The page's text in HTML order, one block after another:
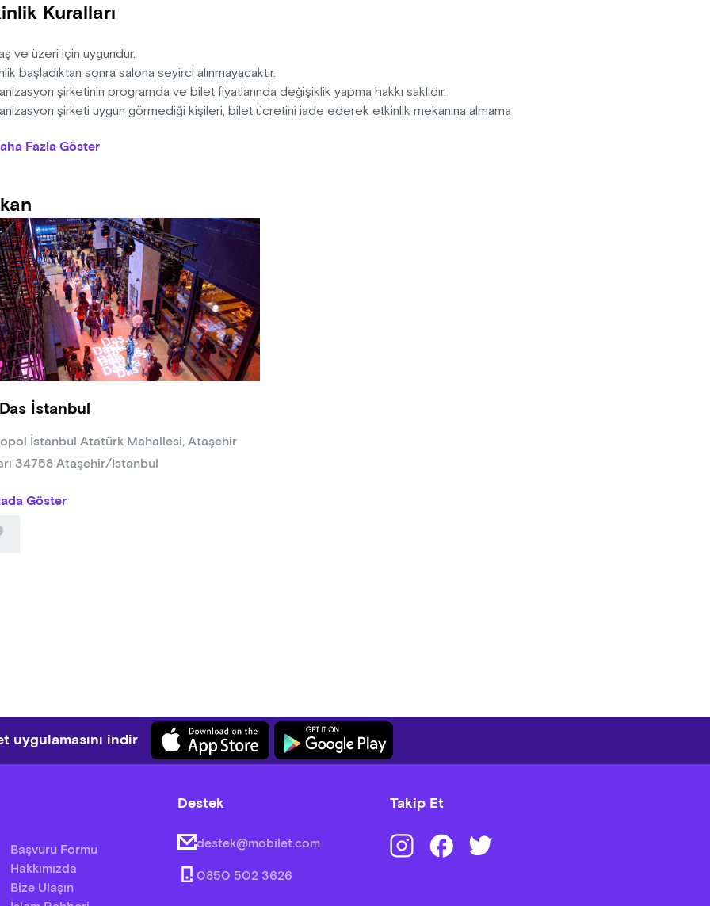
Yardımcısı: Özgün Aydın
Tasarım: Berke Can Özcan
Elif Mandan
Erdem Şenocak, Levent Kazak, Melikşah Altuntaş, Nezaket Erden
Kuralları
ve üzeri için uygundur.
başladıktan sonra salona seyirci alınmayacaktır.
şirketinin programda ve bilet fiyatlarında değişiklik yapma hakkı saklıdır.
şirketi uygun görmediği kişileri, bilet ücretini iade ederek etkinlik mekanına almama
günü bilet iadesi gerçekleştirilmemektedir.
Fazla Göster
İstanbul
İstanbul Atatürk Mahallesi, Ataşehir
34758 Ataşehir/İstanbul
Göster
uygulamasını indir
Başvuru Formu
Hakkımızda
Bize Ulaşın
Destek
destek@mobilet.com
0850 502 3626
Takip Et